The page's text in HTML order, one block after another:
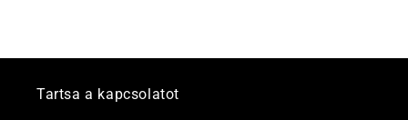
Tartsa a kapcsolatot